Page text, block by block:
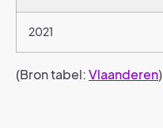
2021
(Bron tabel:Vlaanderen)